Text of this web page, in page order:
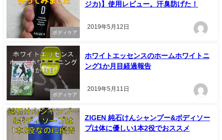
ボディケア
ジカ)】使用レビュー。汗臭防げた！
2019年5月12日
ボディケア
ホワイトエッセンスのホームホワイトニ
ング1か月目経過報告
2019年5月11日
ZIGEN 純石けんシャンプー&ボディソー
プは体に優しい1本2役でおススメ